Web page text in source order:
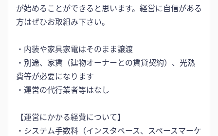
が始めることができると思います。経営に自信がある
方はぜひお取組み下さい。
・内装や家具家電はそのまま譲渡
・別途、家賃（建物オーナーとの賃貸契約）、光熱
費等が必要になります
・運営の代行業者等はなし
【運営にかかる経費について】
・システム手数料（インスタベース、スペースマーケ